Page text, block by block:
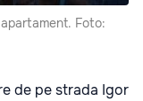
Foto:
de pe strada Igor